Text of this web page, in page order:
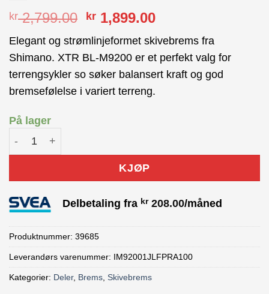
kr2,799.00 Opprinnelig
var:
kr 2,799.00.
kr 1,899.00Nåværende
er:
kr 1,899.00.
Elegant og strømlinjeformet skivebrems fra
Shimano. XTR BL-M9200 er et perfekt valg for
terrengsykler so søker balansert kraft og god
bremsefølelse i variert terreng.
På lager
Shimano XTR BL-M9200 skivebrems front antall
KJØP
Delbetaling fra kr208.00/måned
Produktnummer: 39685
Leverandørs varenummer: IM92001JLFPRA100
Kategorier: Deler, Brems Skivebrems